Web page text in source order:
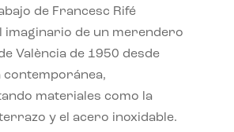
de Francesc Rifé
imaginario de un merendero
València de 1950 desde
contemporánea,
materiales como la
y el acero inoxidable.